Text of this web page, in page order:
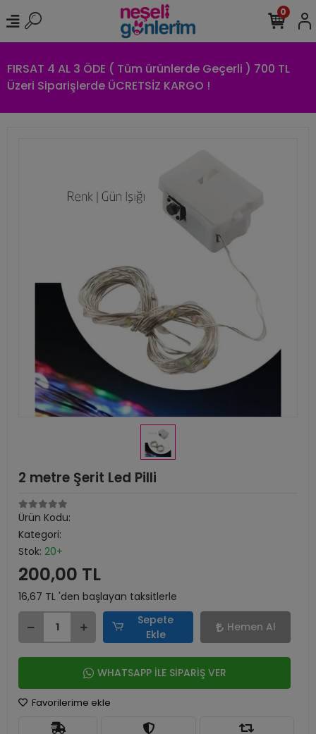
FIRSAT 4 AL 3 ÖDE ( Tüm ürünlerde Geçerli ) 700 TL
Üzeri Siparişlerde ÜCRETSİZ KARGO !
0
2 metre Şerit Led Pilli
Ürün Kodu:
Kategori:
Stok: 20+
200,00 TL
16,67 TL 'den başlayan taksitlerle
Sepete
Ekle
Hemen Al
WHATSAPP İLE SİPARİŞ VER
Favorilerime ekle